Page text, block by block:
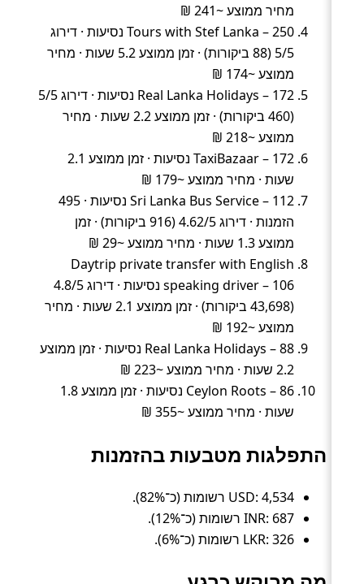
מחיר ממוצע ~241 ₪
Tours with Stef Lanka – 250 נסיעות · דירוג
5/5 (88 ביקורות) · זמן ממוצע 5.2 שעות · מחיר
ממוצע ~174 ₪
Real Lanka Holidays – 172 נסיעות · דירוג 5/5
(460 ביקורות) · זמן ממוצע 2.2 שעות · מחיר
ממוצע ~218 ₪
TaxiBazaar – 172 נסיעות · זמן ממוצע 2.1
שעות · מחיר ממוצע ~179 ₪
Sri Lanka Bus Service – 112 נסיעות · 495
הזמנות · דירוג 4.62/5 (916 ביקורות) · זמן
ממוצע 1.3 שעות · מחיר ממוצע ~29 ₪
Daytrip private transfer with English
speaking driver – 106 נסיעות · דירוג 4.8/5
(43,698 ביקורות) · זמן ממוצע 2.1 שעות · מחיר
ממוצע ~192 ₪
Real Lanka Holidays – 88 נסיעות · זמן ממוצע
2.2 שעות · מחיר ממוצע ~223 ₪
Ceylon Roots – 86 נסיעות · זמן ממוצע 1.8
שעות · מחיר ממוצע ~355 ₪
התפלגות מטבעות בהזמנות
USD: 4,534 רשומות (כ־82%).
INR: 687 רשומות (כ־12%).
LKR: 326 רשומות (כ־6%).